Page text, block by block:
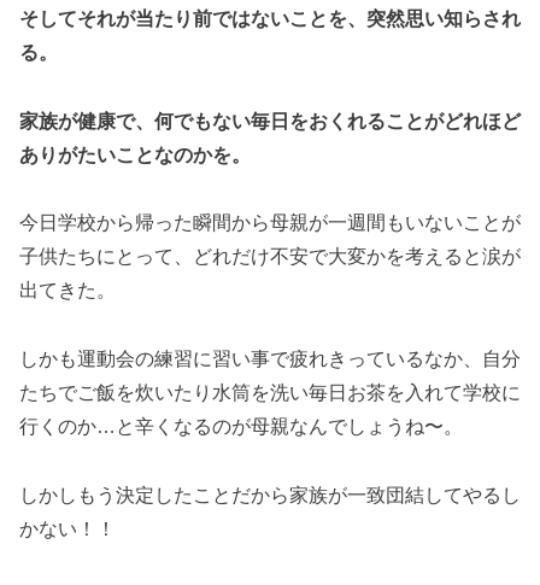
そしてそれが当たり前ではないことを、突然思い知らされ
る。
家族が健康で、何でもない毎日をおくれることがどれほど
ありがたいことなのかを。
今日学校から帰った瞬間から母親が一週間もいないことが
子供たちにとって、どれだけ不安で大変かを考えると涙が
出てきた。
しかも運動会の練習に習い事で疲れきっているなか、自分
たちでご飯を炊いたり水筒を洗い毎日お茶を入れて学校に
行くのか…と辛くなるのが母親なんでしょうね〜。
しかしもう決定したことだから家族が一致団結してやるし
かない！！